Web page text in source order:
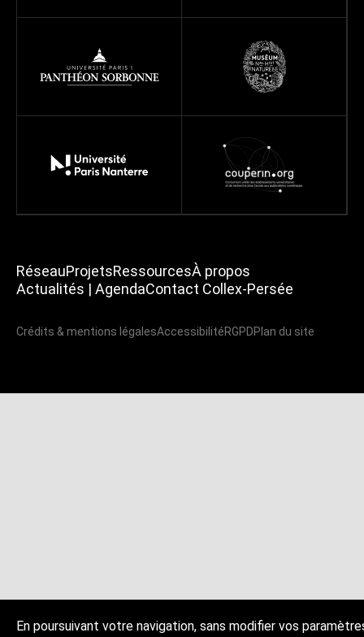
RéseauProjetsRessourcesÀ propos
Actualités | AgendaContact Collex-Persée
Crédits & mentions légalesAccessibilitéRGPDPlan du site
En poursuivant votre navigation, sans modifier vos